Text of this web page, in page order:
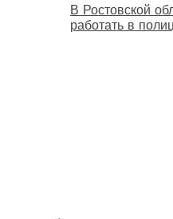
В Ростовской
работать в